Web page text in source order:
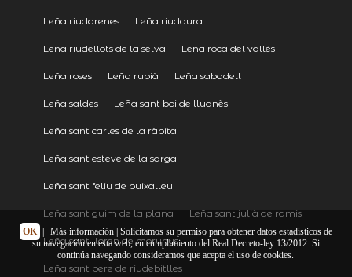
Leña riudarenes Leña riudaura
Leña riudellots de la selva Leña roca del vallès
Leña roses Leña rupià Leña sabadell
Leña saldes Leña sant boi de lluanès
Leña sant carles de la ràpita
Leña sant esteve de la sarga
Leña sant feliu de buixalleu
Leña sant guim de la plana Leña sant julià de ramis
Leña sant lloren de morunys
Leña sant pere de riudebitlles
OK Más información| Solicitamos su permiso para obtener datos estadísticos de
su navegación en esta web, en cumplimiento del Real Decreto-ley 13/2012. Si
continúa navegando consideramos que acepta el uso de cookies.